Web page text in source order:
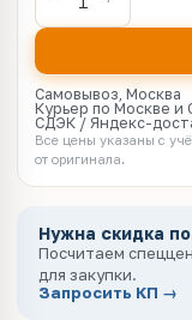
Самовывоз, Москва
Курьер по Москве и
СДЭК / Яндекс-
Все цены указаны с
от оригинала.
Нужна скидка
Посчитаем
для закупки.
Запросить КП →